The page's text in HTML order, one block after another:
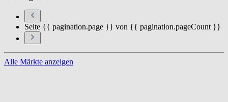
Seite {{ pagination.page }} von {{ pagination.pageCount }}
Alle Märkte anzeigen